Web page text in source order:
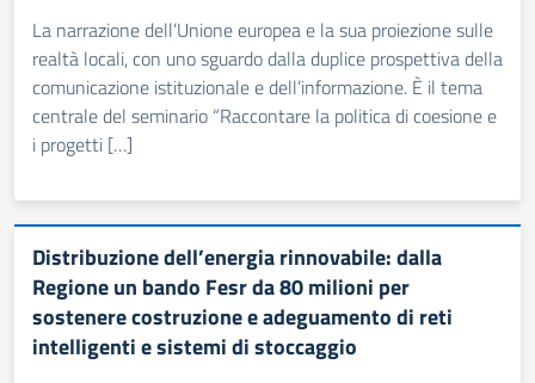
La narrazione dell’Unione europea e la sua proiezione sulle
realtà locali, con uno sguardo dalla duplice prospettiva della
comunicazione istituzionale e dell’informazione. È il tema
centrale del seminario “Raccontare la politica di coesione e
i progetti […]
Distribuzione dell’energia rinnovabile: dalla
Regione un bando Fesr da 80 milioni per
sostenere costruzione e adeguamento di reti
intelligenti e sistemi di stoccaggio